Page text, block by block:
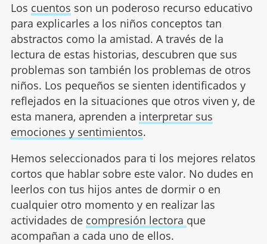
Los cuentos son un poderoso recurso educativo
para explicarles a los niños conceptos tan
abstractos como la amistad. A través de la
lectura de estas historias, descubren que sus
problemas son también los problemas de otros
niños. Los pequeños se sienten identificados y
reflejados en la situaciones que otros viven y, de
esta manera, aprenden a interpretar sus
emociones y sentimientos.
Hemos seleccionados para ti los mejores relatos
cortos que hablar sobre este valor. No dudes en
leerlos con tus hijos antes de dormir o en
cualquier otro momento y en realizar las
actividades de compresión lectora que
acompañan a cada uno de ellos.